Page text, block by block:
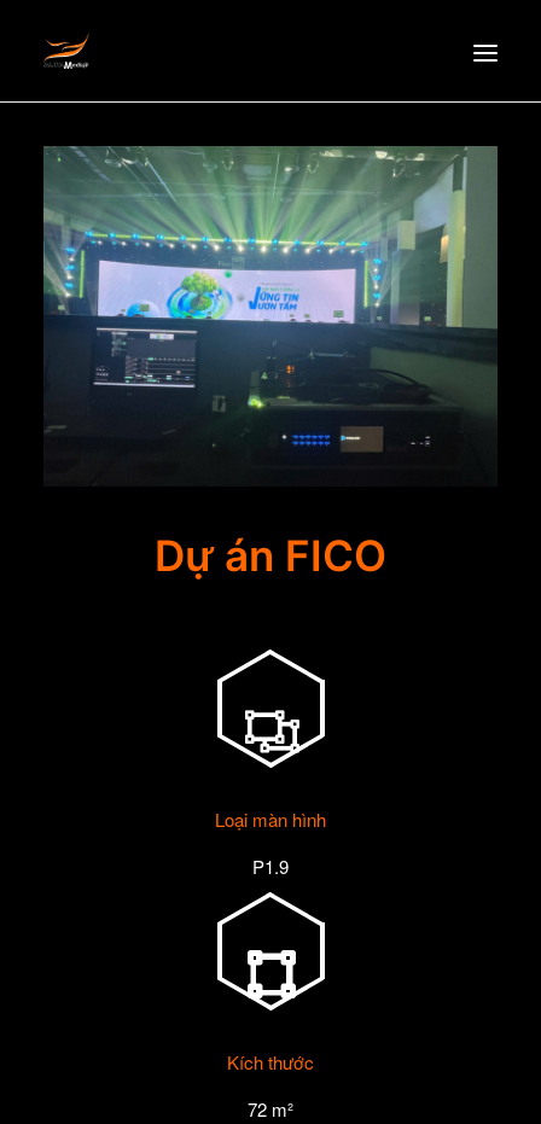
HOMEPAGE
ABOUT US
NEWS
PRODUCTS
PARTNERS
RECRUITMENT
EN
Dự án FICO
Loại màn hình
P1.9
Kích thước
72 m²